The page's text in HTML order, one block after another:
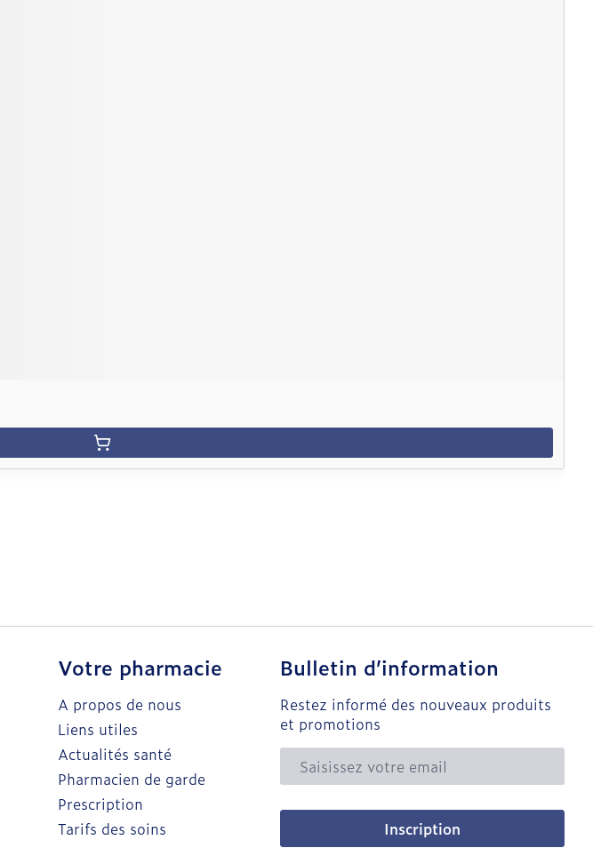
Votre pharmacie
A propos de nous
Liens utiles
Actualités santé
Pharmacien de garde
Prescription
Tarifs des soins
Bulletin d’information
Restez informé des nouveaux produits
et promotions
Adresse mail
Inscription